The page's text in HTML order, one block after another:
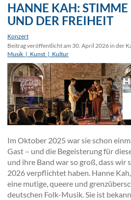
HANNE KAH: STIMME
UND DER FREIHEIT
Konzert
Beitrag veröffentlicht am 30. April 2026 in der
Musik_|_Kunst_|_Kultur
Im Oktober 2025 war sie schon
Gast – und die Begeisterung für
und ihre Band war so groß, dass wir
2026 verpflichtet haben. Hanne
eine mutige, queere und
deutschen Folk-Musik. Sie ist